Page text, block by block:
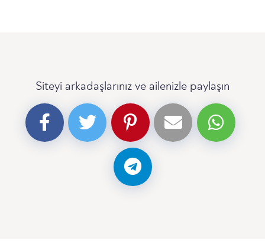
Siteyi arkadaşlarınız ve ailenizle paylaşın